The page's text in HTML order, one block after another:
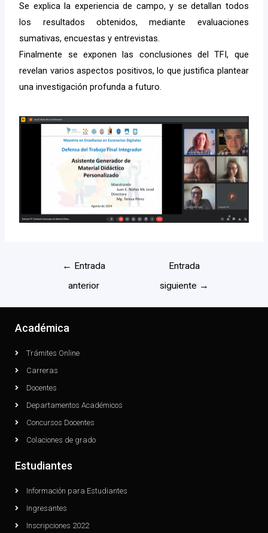
Se explica la experiencia de campo, y se detallan todos
los resultados obtenidos, mediante evaluaciones
sumativas, encuestas y entrevistas.
Finalmente se exponen las conclusiones del TFI, que
revelan varios aspectos positivos, lo que justifica plantear
una investigación profunda a futuro.
← Entrada
anterior
Entrada
siguiente →
Académica
Trámites Online
Carreras
Docentes
Departamentos Académicos
Concursos Docentes
Colaciones de grado
Estudiantes
Información para Estudiantes
Ingresantes
Inscripciones 2022